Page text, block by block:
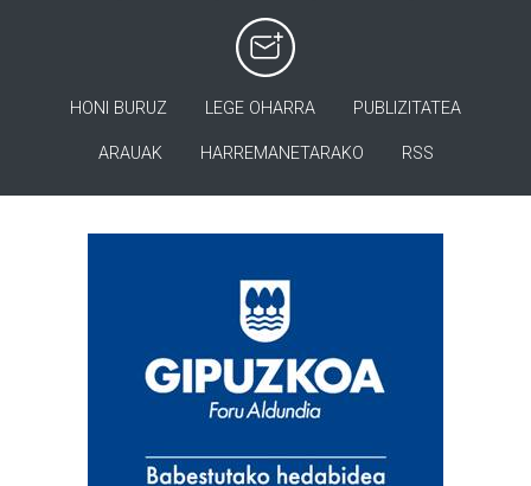
HONI BURUZ LEGE OHARRA PUBLIZITATEA
ARAUAK HARREMANETARAKO RSS